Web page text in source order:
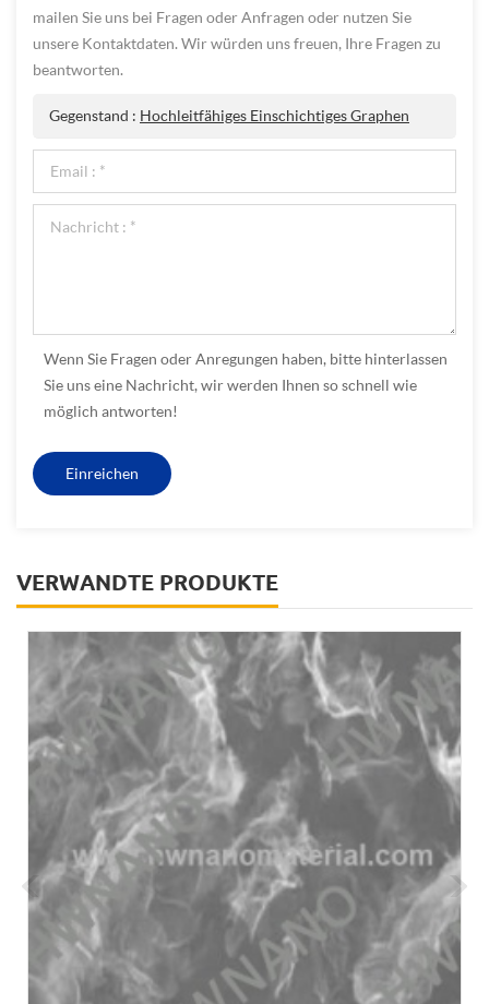
mailen Sie uns bei Fragen oder Anfragen oder nutzen Sie
unsere Kontaktdaten. Wir würden uns freuen, Ihre Fragen zu
beantworten.
Gegenstand : Hochleitfähiges Einschichtiges Graphen
Wenn Sie Fragen oder Anregungen haben, bitte hinterlassen
Sie uns eine Nachricht, wir werden Ihnen so schnell wie
möglich antworten!
VERWANDTE PRODUKTE